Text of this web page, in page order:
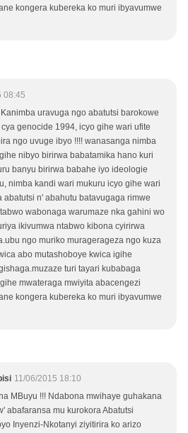
kongera kubereka ko muri ibyavumwe
08:45
uravuga ngo abatutsi barokowe
genocide 1994, icyo gihe wari ufite
ngo uvuge ibyo !!!! wanasanga nimba
nibyo birirwa babatamika hano kuri
banyu birirwa babahe iyo ideologie
nimba kandi wari mukuru icyo gihe wari
abatutsi n' abahutu batavugaga rimwe
wabonaga warumaze nka gahini wo
ikivumwa ntabwo kibona cyirirwa
ngo muriko muragerageza ngo kuza
abo mutashoboye kwica igihe
turi tayari kubabaga
mwateraga mwiyita abacengezi
kongera kubereka ko muri ibyavumwe
11/06/2015 18:10
MBuyu !!! Ndabona mwihaye guhakana
abafaransa mu kurokora Abatutsi
Inyenzi-Nkotanyi ziyitirira ko arizo